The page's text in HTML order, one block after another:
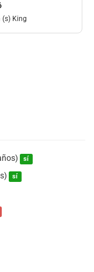
(s) King
sí
sí